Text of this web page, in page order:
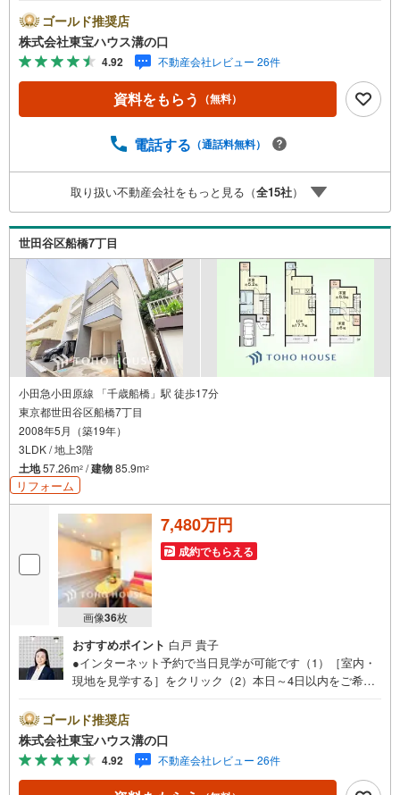
い！●10:00～21:00はお電話でのお問い合わせがスムーズで
す。【Yahoo！ 不動産キャンペーン対象店舗】当店で物件
を成約するとPayPayポイントがもらえる「Yahoo！不動産
物件ご成約キャンペーン」の対象になります。「資料をも
らう」「見学予約をする」ボタンからお問い合わせくださ
い。※必ずYahoo！ JAPAN IDでログインしてください。※P
客様からのお言葉に感謝してこれからも楽しく素敵なお家
らまずは、お気軽に東宝ハウス溝の口に相談してみません
か？何も決まっていなくて大丈夫！まずはお客様の夢をお
聞かせ下さい！未来の「不安」を「安心」に変える「未来
カレンダー」もご来店時に好評です。スタッフ一同いつで
もお客様のお問合せをお待ちしております。
ゴールド推奨店
株式会社東宝ハウス溝の口
4.92 不動産会社レビュー 26件
資料をもらう （無料）
電話する （通話料無料）
取り扱い不動産会社をもっと見る（全15社）
世田谷区船橋7丁目
小田急小田原線 「千歳船橋」駅 徒歩17分
東京都世田谷区船橋7丁目
2008年5月（築19年）
3LDK / 地上3階
土地57.26m2 /建物85.9m2
リフォーム
画像36枚
7,480万円
成約でもらえる
おすすめポイント 白戸 貴子
●インターネット予約で当日見学が可能です（1）［室内・
現地を見学する］をクリック（2）本日～4日以内をご希望
い！●10:00～21:00はお電話でのお問い合わせがスムーズで
す。【Yahoo！ 不動産キャンペーン対象店舗】当店で物件
を成約するとPayPayポイントがもらえる「Yahoo！不動産
物件ご成約キャンペーン」の対象になります。「資料をも
らう」「見学予約をする」ボタンからお問い合わせくださ
ゴールド推奨店
株式会社東宝ハウス溝の口
4.92 不動産会社レビュー 26件